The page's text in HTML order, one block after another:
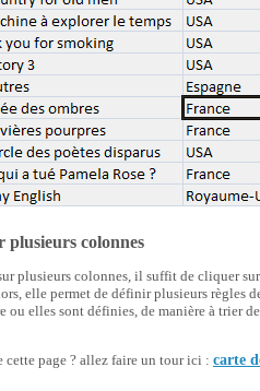
plusieurs colonnes
plusieurs colonnes, il suffit de cliquer
elle permet de définir plusieurs règles
ou elles sont définies, de manière à trier
cette page ? allez faire un tour ici : carte